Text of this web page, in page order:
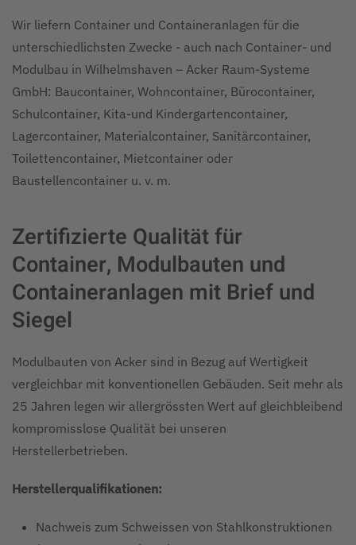
Wir liefern Container und Containeranlagen für die
unterschiedlichsten Zwecke - auch nach Container- und
Modulbau in Wilhelmshaven – Acker Raum-Systeme
GmbH: Baucontainer, Wohncontainer, Bürocontainer,
Schulcontainer, Kita-und Kindergartencontainer,
Lagercontainer, Materialcontainer, Sanitärcontainer,
Toilettencontainer, Mietcontainer oder
Baustellencontainer u. v. m.
Zertifizierte Qualität für
Container, Modulbauten und
Containeranlagen mit Brief und
Siegel
Modulbauten von Acker sind in Bezug auf Wertigkeit
vergleichbar mit konventionellen Gebäuden. Seit mehr als
25 Jahren legen wir allergrössten Wert auf gleichbleibend
kompromisslose Qualität bei unseren
Herstellerbetrieben.
Herstellerqualifikationen:
Nachweis zum Schweissen von Stahlkonstruktionen